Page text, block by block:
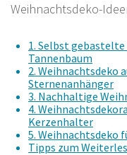
Weihnachtsdeko-
1. Selbst
Tannenbaum
2. Weihnachtsdeko
Sternenanhänger
3. Nachhaltige
4.
Kerzenhalter
5. Weihnachtsdeko
Tipps zum